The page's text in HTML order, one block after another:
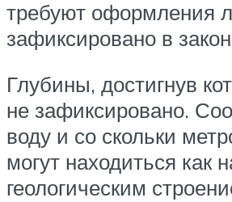
требуют оформления
зафиксировано в
Глубины, достигнув
не зафиксировано.
воду и со скольки
могут находиться как
геологическим